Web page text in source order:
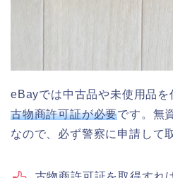
eBayでは中古品や未使用品を
古物商許可証が必要です。無
なので、必ず警察に申請して